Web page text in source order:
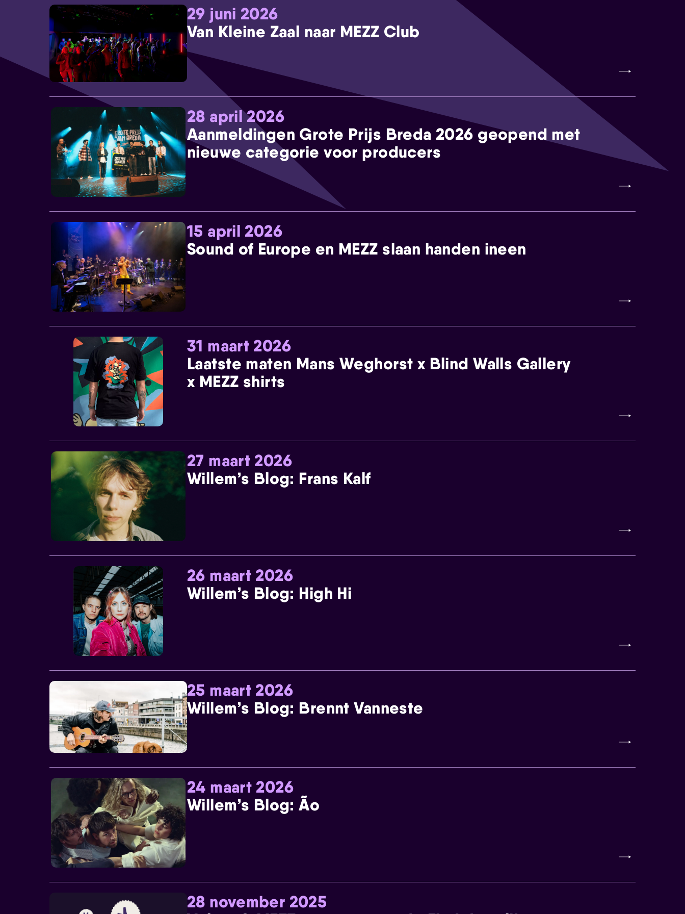
29 juni 2026
Van Kleine Zaal naar MEZZ Club
28 april 2026
Aanmeldingen Grote Prijs Breda 2026 geopend met
nieuwe categorie voor producers
15 april 2026
Sound of Europe en MEZZ slaan handen ineen
31 maart 2026
Laatste maten Mans Weghorst x Blind Walls Gallery
x MEZZ shirts
27 maart 2026
Willem’s Blog: Frans Kalf
26 maart 2026
Willem’s Blog: High Hi
25 maart 2026
Willem’s Blog: Brennt Vanneste
24 maart 2026
Willem’s Blog: Ão
28 november 2025